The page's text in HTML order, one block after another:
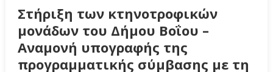
Στήριξη των κτηνοτροφικών
μονάδων του Δήμου Βοΐου –
Αναμονή υπογραφής της
προγραμματικής σύμβασης με τη